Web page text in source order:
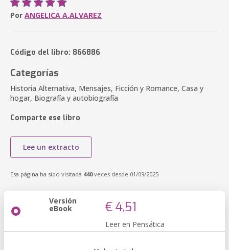
Por ANGELICA A.ALVAREZ
Código del libro: 866886
Categorías
Historia Alternativa, Mensajes, Ficción y Romance, Casa y
hogar, Biografía y autobiografía
Comparte ese libro
Lee un extracto
Esa página ha sido visitada 440veces desde 01/09/2025
Versión
eBook € 4,51
Leer en Pensática